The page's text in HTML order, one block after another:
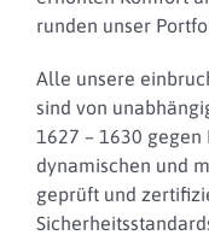
runden unser
Alle unsere
sind von
1627 – 1630
dynamischen und
geprüft und